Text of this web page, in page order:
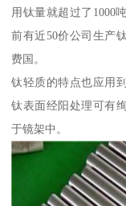
用钛量就超过了1000
前有近50价公司生产
费国。
钛轻质的特点也应用
钛表面经阳处理可有
于镜架中。